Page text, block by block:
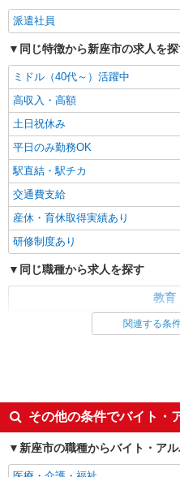
派遣社員
同じ特徴から新座市の求人を
ミドル（40代～）活躍中
高収入・高額
土日祝休み
平日のみ勤務OK
駅直結・駅チカ
交通費支給
産休・育休取得実績あり
研修制度あり
同じ職種から求人を探す
教育
短時間勤務（1日4h以内）OK
車通勤OK
社会保険あり
関連する条
その他の条件でバイト・
新座市の職種からバイト・ア